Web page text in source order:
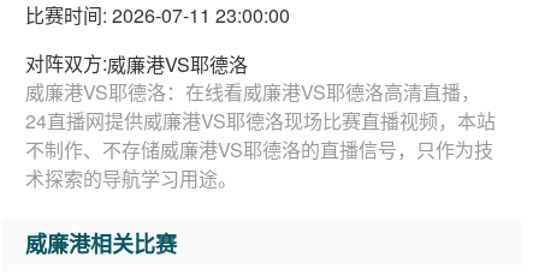
比赛时间: 2026-07-11 23:00:00
对阵双方:威廉港VS耶德洛
威廉港VS耶德洛：在线看威廉港VS耶德洛高清直播，
24直播网提供威廉港VS耶德洛现场比赛直播视频，本站
不制作、不存储威廉港VS耶德洛的直播信号，只作为技
术探索的导航学习用途。
威廉港相关比赛